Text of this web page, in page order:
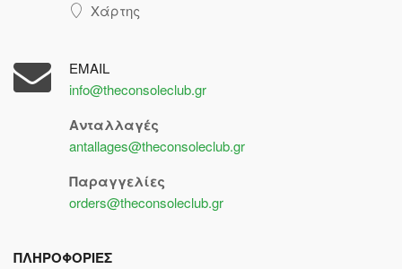
Χάρτης
EMAIL
info@theconsoleclub.gr
Ανταλλαγές
antallages@theconsoleclub.gr
Παραγγελίες
orders@theconsoleclub.gr
ΠΛΗΡΟΦΟΡΙΕΣ